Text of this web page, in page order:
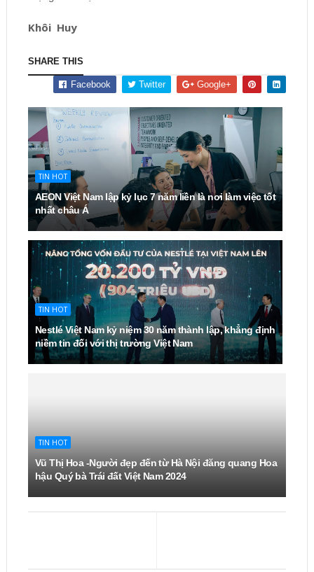
Khôi Huy
SHARE THIS
Facebook Twitter Google+
TIN HOT
AEON Việt Nam lập kỷ lục 7 năm liền là nơi làm việc tốt
nhất châu Á
TIN HOT
Nestlé Việt Nam kỷ niệm 30 năm thành lập, khẳng định
niềm tin đối với thị trường Việt Nam
TIN HOT
Vũ Thị Hoa -Người đẹp đến từ Hà Nội đăng quang Hoa
hậu Quý bà Trái đất Việt Nam 2024